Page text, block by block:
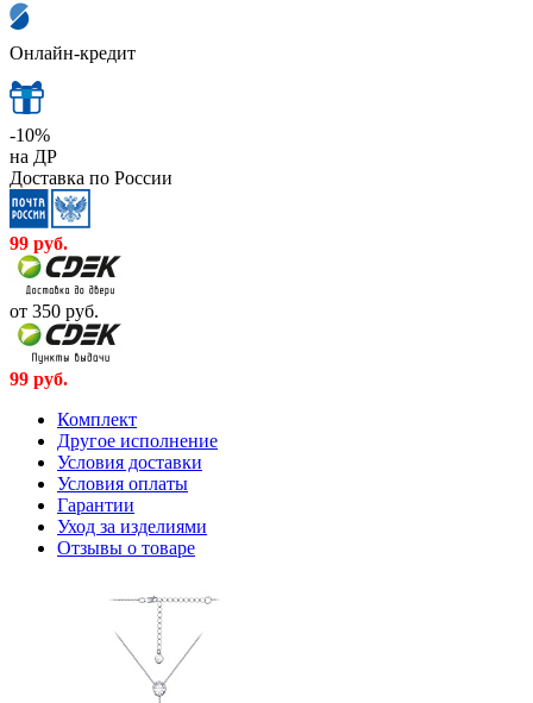
Онлайн-кредит
-10%
на ДР
Доставка по России
99 руб.
от 350 руб.
99 руб.
Комплект
Другое исполнение
Условия доставки
Условия оплаты
Гарантии
Уход за изделиями
Отзывы о товаре